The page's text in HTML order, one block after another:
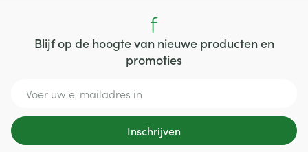
Blijf op de hoogte van nieuwe producten en
promoties
Inschrijven